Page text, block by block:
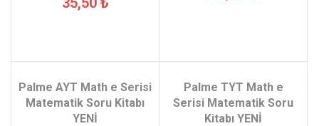
Palme AYT Math e Serisi
Matematik Soru Kitabı
YENİ
Palme TYT Math e
Serisi Matematik Soru
Kitabı YENİ